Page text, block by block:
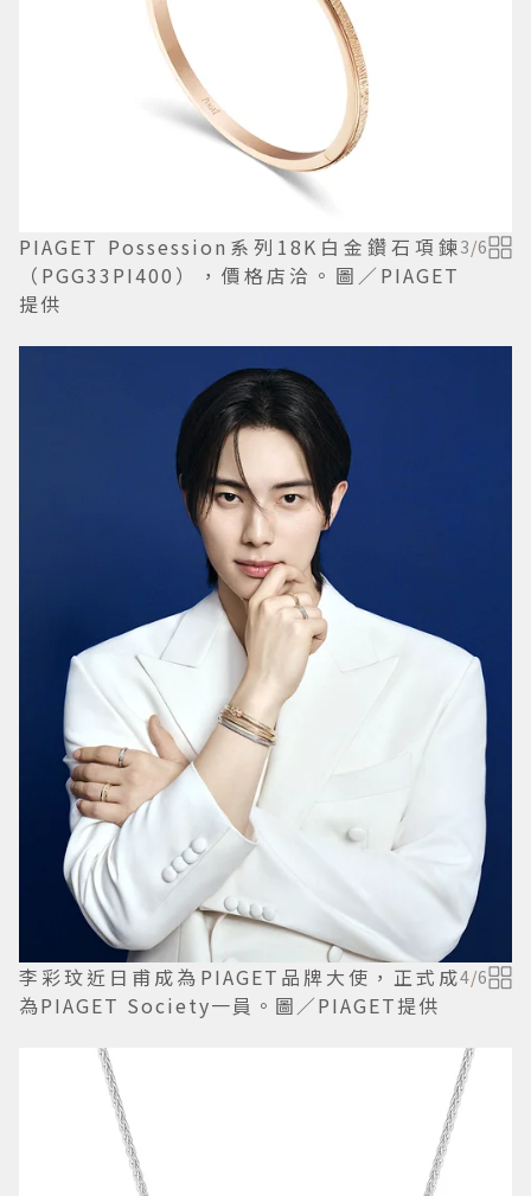
PIAGET Possession系列18K白金鑽石項鍊
（PGG33PI400），價格店洽。圖／PIAGET
提供
3/6
李彩玟近日甫成為PIAGET品牌大使，正式成
為PIAGET Society一員。圖／PIAGET提供
4/6